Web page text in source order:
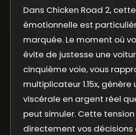
Dans Chicken Road 2,
émotionnelle est
marquée. Le moment où
évite de justesse une
cinquième voie, vous
multiplicateur 1.15x, génère
viscérale en argent réel
peut simuler. Cette
directement vos décisions